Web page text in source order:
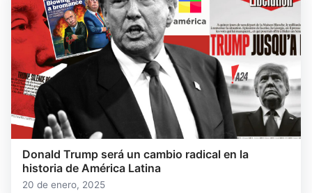
Donald Trump será un cambio radical en la
historia de América Latina
20 de enero, 2025